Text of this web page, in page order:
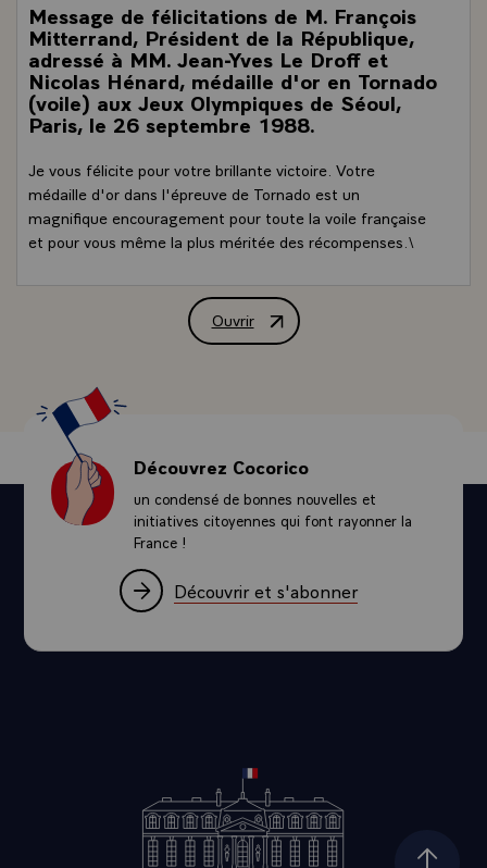
Message de félicitations de M. François
Mitterrand, Président de la République,
adressé à MM. Jean-Yves Le Droff et
Nicolas Hénard, médaille d'or en Tornado
(voile) aux Jeux Olympiques de Séoul,
Paris, le 26 septembre 1988.
Je vous félicite pour votre brillante victoire. Votre
médaille d'or dans l'épreuve de Tornado est un
magnifique encouragement pour toute la voile française
et pour vous même la plus méritée des récompenses.\
Ouvrir
Message de félicitations de M.
Découvrez Cocorico
un condensé de bonnes nouvelles et
initiatives citoyennes qui font rayonner la
France !
Découvrir et s'abonner